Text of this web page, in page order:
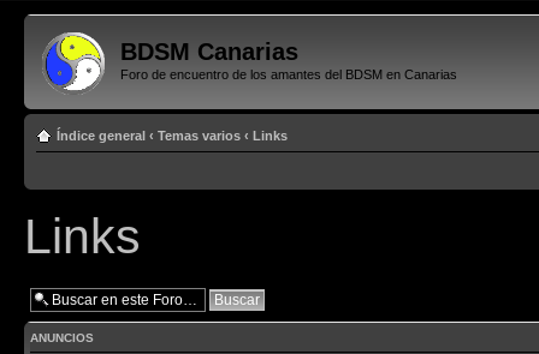
BDSM Canarias
Foro de encuentro de los amantes del BDSM en Canarias
Índice general ‹ Temas varios ‹ Links
Links
ANUNCIOS